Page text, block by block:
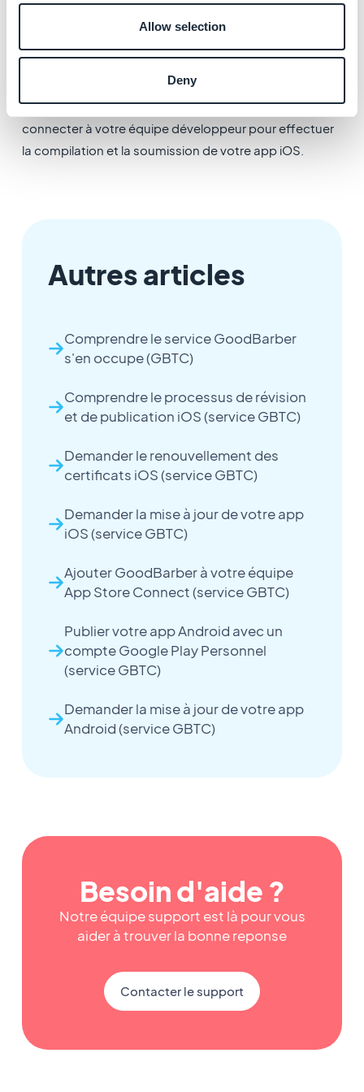
Allow selection
Deny
L'utilisateur qui vient d'être ajouté pourra à présent se
connecter à votre équipe développeur pour effectuer
la compilation et la soumission de votre app iOS.
Autres articles
Comprendre le service GoodBarber
s'en occupe (GBTC)
Comprendre le processus de révision
et de publication iOS (service GBTC)
Demander le renouvellement des
certificats iOS (service GBTC)
Demander la mise à jour de votre app
iOS (service GBTC)
Ajouter GoodBarber à votre équipe
App Store Connect (service GBTC)
Publier votre app Android avec un
compte Google Play Personnel
(service GBTC)
Demander la mise à jour de votre app
Android (service GBTC)
Besoin d'aide ?
Notre équipe support est là pour vous
aider à trouver la bonne reponse
Contacter le support